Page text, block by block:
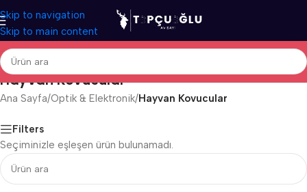
Skip to navigation
Skip to main content
Hayvan Kovucular
Ana Sayfa/Optik & Elektronik/Hayvan Kovucular
Filters
Seçiminizle eşleşen ürün bulunamadı.